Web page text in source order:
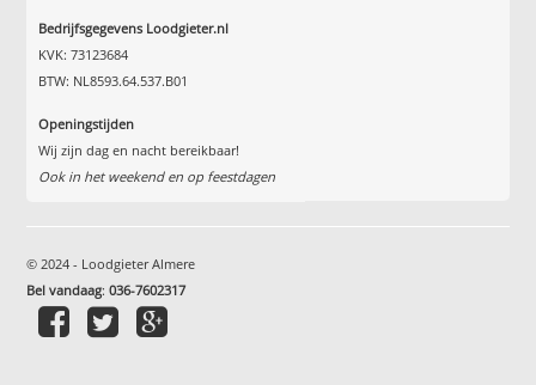
Bedrijfsgegevens Loodgieter.nl
KVK: 73123684
BTW: NL8593.64.537.B01
Openingstijden
Wij zijn dag en nacht bereikbaar!
Ook in het weekend en op feestdagen
© 2024 - Loodgieter Almere
Bel vandaag:036-7602317